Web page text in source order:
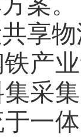
享
铁产
采
一